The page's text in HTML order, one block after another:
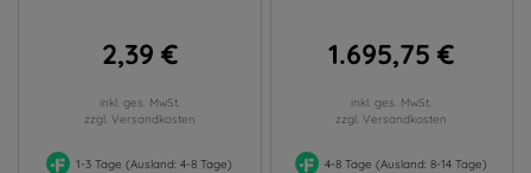
2,39 €
inkl. ges. MwSt.
zzgl. Versandkosten
1-3 Tage (Ausland: 4-8 Tage)
1.695,75 €
inkl. ges. MwSt.
zzgl. Versandkosten
4-8 Tage (Ausland: 8-14 Tage)